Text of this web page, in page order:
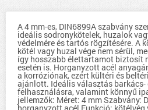
A 4 mm-es, DIN6899A szabvány
ideális sodronykötelek, huzalok
védelmére és tartós rögzítésére. A
kötél vagy huzal vége nem sérül,
így hosszabb élettartamot biztosít
esetén is. Horganyzott acél
a korróziónak, ezért kültéri és
ajánlott. Ideális választás barkács-
felhasználásra, valamint könnyű
jellemzők: Méret: 4 mm Szabvány: